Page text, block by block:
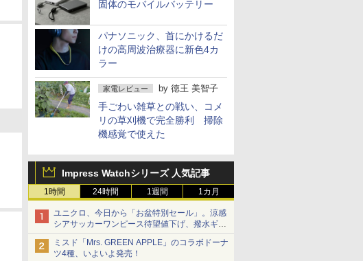
固体のモバイルバッテリー
パナソニック、首にかけるだ
けの高周波治療器に新色4カ
ラー
家電レビュー by 徳王 美智子
手ごわい雑草との戦い、コメ
リの草刈機で完全勝利 掃除
機感覚で使えた
Impress Watchシリーズ 人気記事
1時間 24時間 1週間 1カ月
ユニクロ、今日から「お盆特別セール」。涼感
シアサッカーワンピース待望値下げ、撥水ギア
ショーツは1990円に
ミスド「Mrs. GREEN APPLE」のコラボドーナ
ツ4種、いよいよ発売！